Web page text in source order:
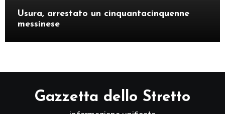
Usura, arrestato un cinquantacinquenne
messinese
Gazzetta dello Stretto